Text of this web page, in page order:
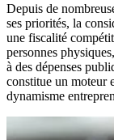
Depuis de
ses priorités, la
une fiscalité
personnes
à des dépenses
constitue un moteur
dynamisme